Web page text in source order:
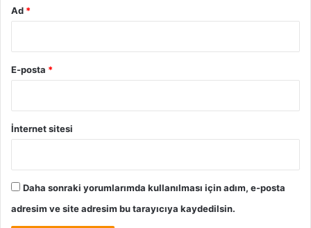
ama etkileyici bir estetikle donatılmış olur.
Vintage Aksesuarlarla Dekorasyon
Ad *
E-posta *
İnternet sitesi
Daha sonraki yorumlarımda kullanılması için adım, e-posta
adresim ve site adresim bu tarayıcıya kaydedilsin.